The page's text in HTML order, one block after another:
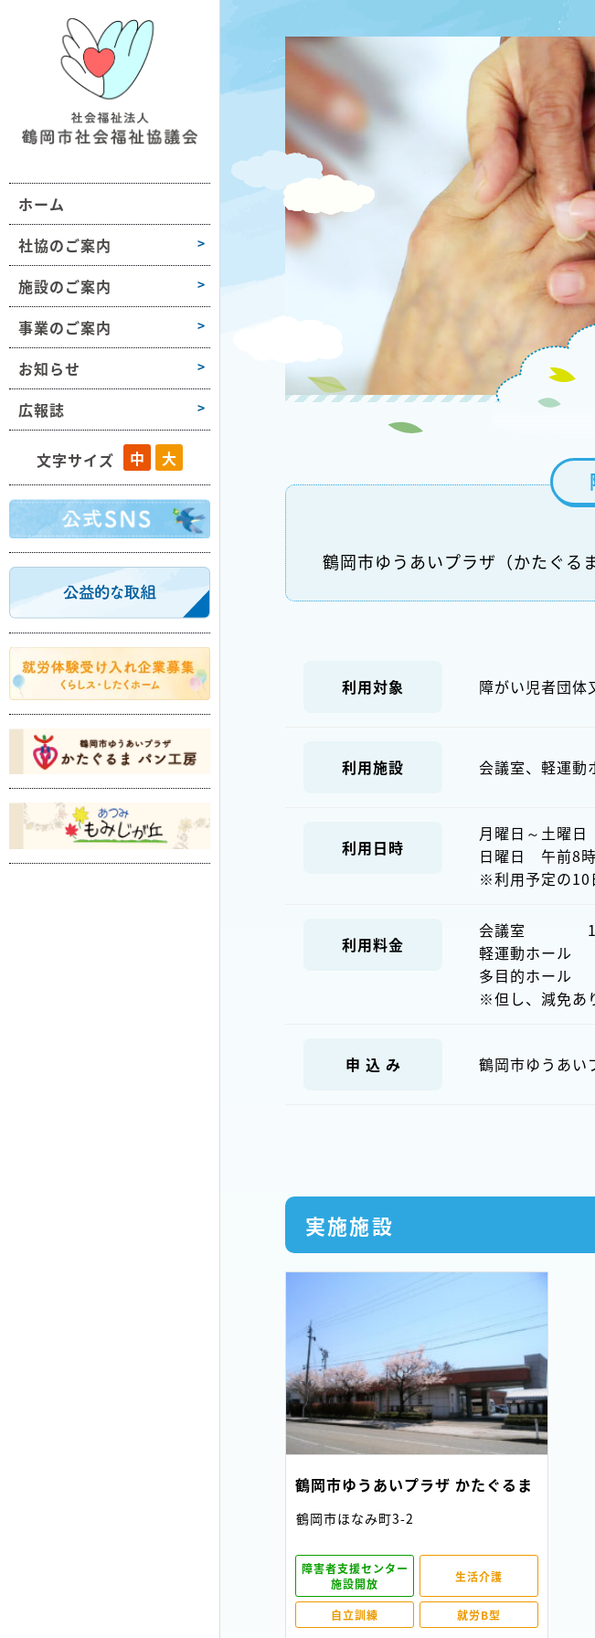
ホーム
社協のご案内
社協について
織図・沿革
施設のご案内
1学区
3学区
4学区
5学区
山
浦
引
日
海
事業のご案内
域の福祉活動支援
ランティア活動支援
齢者や障害のある方への支援
護保険サービス
がい福祉サービス
金活動
お知らせ
業所情報
種様式
広報誌
ラセンだより
文字サイズ 中 大
鶴岡市ゆうあいプラザ（かたぐる
利用対象 障がい児者団体
利用施設 会議室、軽運動
利用日時
月曜日～土曜
日曜日 午前8時
※利用予定の10
利用料金
会議室 1時間
軽運動ホ
多目的ホ
※但し、減免あ
申 込 み 鶴岡市ゆうあい
実施施設
鶴岡市ゆうあいプラザ かたぐるま
鶴岡市ほなみ町3-2
障害者支援センター
施設開放
生活介護
自立訓練 就労B型